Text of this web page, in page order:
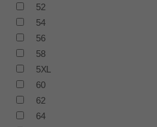
52
54
56
58
5XL
60
62
64